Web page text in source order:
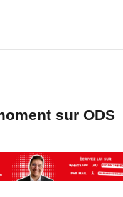
sur ODS